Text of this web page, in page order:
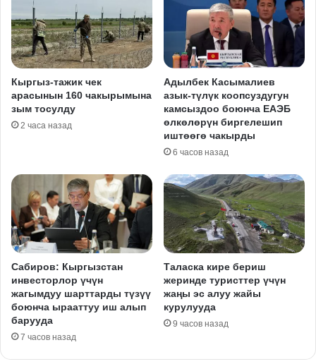
Кыргыз-тажик чек
арасынын 160 чакырымына
зым тосулду
2 часа назад
Адылбек Касымалиев
азык-түлүк коопсуздугун
камсыздоо боюнча ЕАЭБ
өлкөлөрүн биргелешип
иштөөгө чакырды
6 часов назад
Сабиров: Кыргызстан
инвесторлор үчүн
жагымдуу шарттарды түзүү
боюнча ырааттуу иш алып
барууда
7 часов назад
Таласка кире бериш
жеринде туристтер үчүн
жаңы эс алуу жайы
курулууда
9 часов назад